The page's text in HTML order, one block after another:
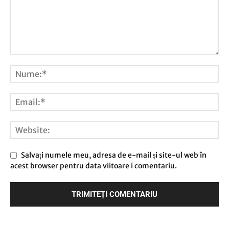
Salvați numele meu, adresa de e-mail și site-ul web în
acest browser pentru data viitoare i comentariu.